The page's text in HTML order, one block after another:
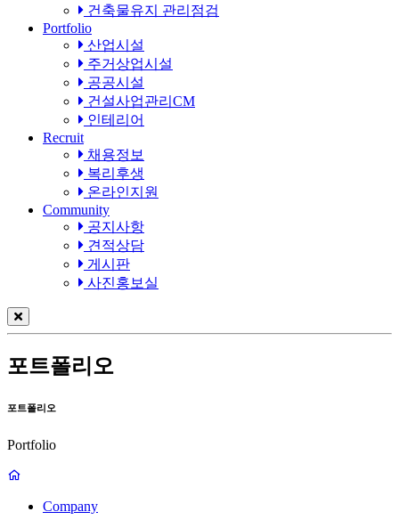
건축물유지 관리점검
Portfolio
산업시설
주거상업시설
공공시설
건설사업관리CM
인테리어
Recruit
채용정보
복리후생
온라인지원
Community
공지사항
견적상담
게시판
사진홍보실
포트폴리오
포트폴리오
Portfolio
Company